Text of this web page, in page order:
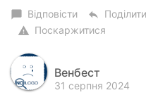
chat_bubble Відповісти reply
warning Поскаржитися
Венбест
31 серпня 2024